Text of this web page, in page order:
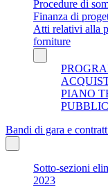
Procedure di
Finanza di
Atti relativi alla
forniture
PIANO
Bandi di gara e
Sotto-sezioni
2023